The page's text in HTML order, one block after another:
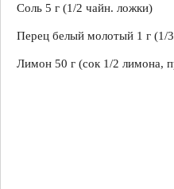
Соль 5 г (1/2 чайн. ложки)
Перец белый молотый 1 г (1/
Лимон 50 г (сок 1/2 лимона,